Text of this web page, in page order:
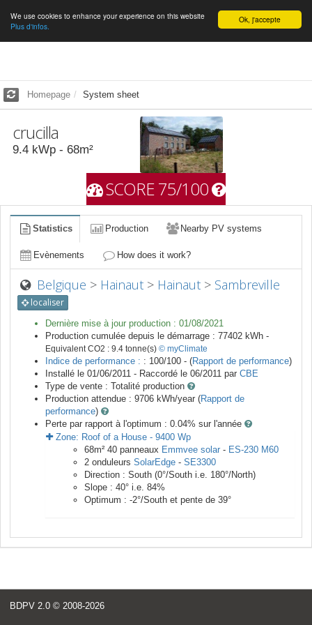
English Ok, j'accepte
We use cookies to enhance your experience on this website
Plus d'infos.
Homepage System sheet
crucilla
9.4 kWp - 68m²
SCORE 75/100
Statistics Production Nearby PV systems
Evènements How does it work?
Belgique > Hainaut > Hainaut > Sambreville
localiser
Dernière mise à jour production : 01/08/2021
Production cumulée depuis le démarrage : 77402 kWh -
Equivalent CO2 : 9.4 tonne(s) © myClimate
Indice de performance : : 100/100 - (Rapport de performance)
Installé le 01/06/2011 - Raccordé le 06/2011 par CBE
Type de vente : Totalité production
Production attendue : 9706 kWh/year (Rapport de
performance)
Perte par rapport à l'optimum : 0.04% sur l'année
Zone: Roof of a House - 9400 Wp
68m² 40 panneaux Emmvee solar - ES-230 M60
2 onduleurs SolarEdge - SE3300
Direction : South (0°/South i.e. 180°/North)
Slope : 40° i.e. 84%
Optimum : -2°/South et pente de 39°
BDPV 2.0 © 2008-2026